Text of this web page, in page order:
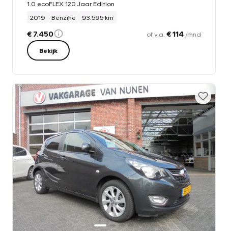
1.0 ecoFLEX 120 Jaar Edition
2019
Benzine 93.595 km
€ 7.450 of v.a. € 114 /mnd
Bekijk